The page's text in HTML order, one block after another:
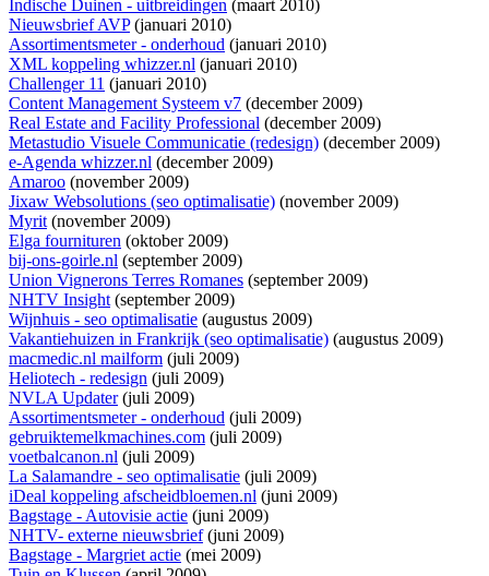
Indische Duinen - uitbreidingen (maart 2010)
Nieuwsbrief AVP(januari 2010)
Assortimentsmeter - onderhoud (januari 2010)
XML koppeling whizzer.nl (januari 2010)
Challenger 11 (januari 2010)
Content Management Systeem v7 (december 2009)
Real Estate and Facility Professional (december 2009)
Metastudio Visuele Communicatie (redesign) (december 2009)
e-Agenda whizzer.nl (december 2009)
Amaroo (november 2009)
Jixaw Websolutions (seo optimalisatie) (november 2009)
Myrit(november 2009)
Elga fournituren (oktober 2009)
bij-ons-goirle.nl (september 2009)
Union Vignerons Terres Romanes (september 2009)
NHTV Insight(september 2009)
Wijnhuis - seo optimalisatie (augustus 2009)
Vakantiehuizen in Frankrijk (seo optimalisatie) (augustus 2009)
macmedic.nl mailform (juli 2009)
Heliotech - redesign (juli 2009)
NVLA Updater(juli 2009)
Assortimentsmeter - onderhoud (juli 2009)
gebruiktemelkmachines.com (juli 2009)
voetbalcanon.nl (juli 2009)
La Salamandre - seo optimalisatie (juli 2009)
iDeal koppeling afscheidbloemen.nl (juni 2009)
Bagstage - Autovisie actie (juni 2009)
NHTV- externe nieuwsbrief(juni 2009)
Bagstage - Margriet actie (mei 2009)